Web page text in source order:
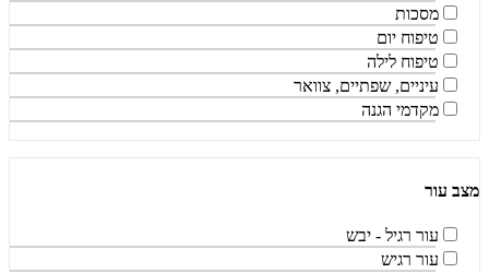
מסכות
טיפוח יום
טיפוח לילה
עיניים, שפתיים, צוואר
מקדמי הגנה
מצב עור
עור רגיל - יבש
עור רגיש